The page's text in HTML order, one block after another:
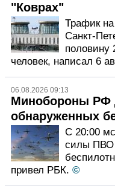
"Коврах"
Трафик
Санкт-
половину
человек, написал 6
06.08.2026 09:13
Минобороны РФ
обнаруженных
С 20:00
силы ПВО
привел РБК. ©